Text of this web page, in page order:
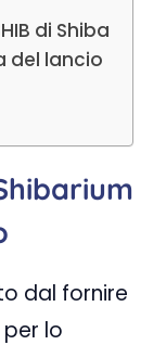
di Shiba
del lancio
dal fornire
lo